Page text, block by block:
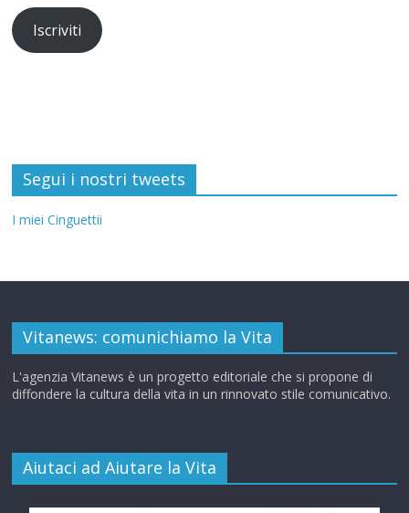
Iscriviti
Segui i nostri tweets
I miei Cinguettii
Vitanews: comunichiamo la Vita
L'agenzia Vitanews è un progetto editoriale che si propone di
diffondere la cultura della vita in un rinnovato stile comunicativo.
Aiutaci ad Aiutare la Vita